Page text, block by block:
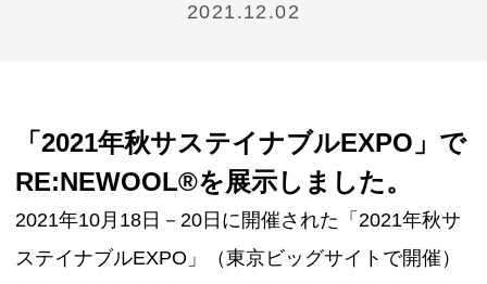
2021.12.02
「2021年秋サステイナブルEXPO」で
RE:NEWOOL®を展示しました。
2021年10月18日－20日に開催された 「2021年秋サ
ステイナブルEXPO」（東京ビッグサイトで開催）